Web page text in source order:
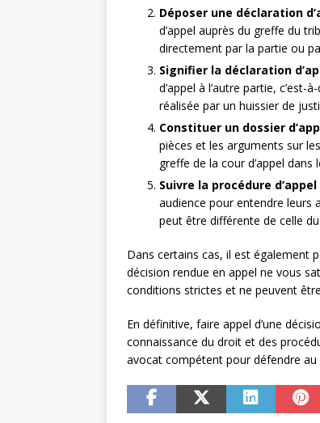
Déposer une déclaration
d’appel auprès du greffe du
directement par la partie ou
Signifier la déclaration
d’appel à l’autre partie,
réalisée par un huissier de
Constituer un dossier
pièces et les arguments sur
greffe de la cour d’appel dans
Suivre la procédure d’appel
audience pour entendre leurs
peut être différente de celle
Dans certains cas, il est également
décision rendue en appel ne vous
conditions strictes et ne peuvent
En définitive, faire appel d’une
connaissance du droit et des
avocat compétent pour défendre